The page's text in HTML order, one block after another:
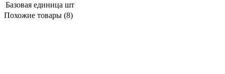
Базовая единица шт
Похожие товары (8)